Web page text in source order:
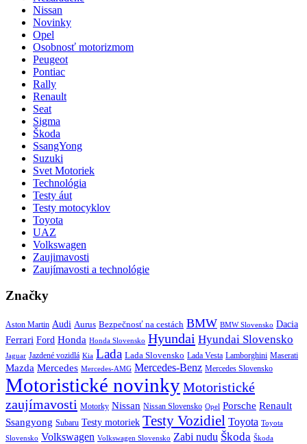
Nissan
Novinky
Opel
Osobnosť motorizmom
Peugeot
Pontiac
Rally
Renault
Seat
Sigma
Škoda
SsangYong
Suzuki
Svet Motoriek
Technológia
Testy áut
Testy motocyklov
Toyota
UAZ
Volkswagen
Zaujimavosti
Zaujímavosti a technológie
Značky
Aston Martin Audi Aurus Bezpečnosť na cestách BMW BMW Slovensko Dacia
Ferrari Ford Honda Honda Slovensko Hyundai Hyundai Slovensko
Jaguar Jazdené vozidlá Kia Lada Lada Slovensko Lada Vesta Lamborghini Maserati
Mazda Mercedes Mercedes-AMG Mercedes-Benz Mercedes Slovensko
Motoristické novinkyMotoristické
zaujímavosti Motorky Nissan Nissan Slovensko Opel Porsche Renault
Ssangyong Subaru Testy motoriek Testy Vozidiel Toyota Toyota
Slovensko Volkswagen Volkswagen Slovensko Zabi nudu Škoda Škoda